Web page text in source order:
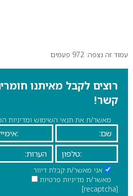
עמוד זה נצפה: 972 פעמים
רוצים לקבל מאיתנו
קשר!
מאשר/ת את תנאי השימוש ומדיניות
אני מאשר/ת קבלת דיוור
מאשר/ת מדיניות פרטיות
[recaptcha]